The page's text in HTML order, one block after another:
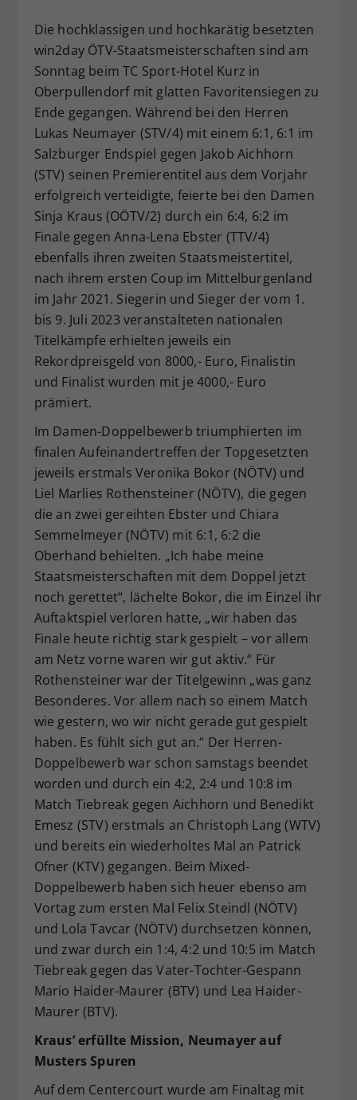
Die hochklassigen und hochkarätig besetzten
win2day ÖTV-Staatsmeisterschaften sind am
Sonntag beim TC Sport-Hotel Kurz in
Oberpullendorf mit glatten Favoritensiegen zu
Ende gegangen. Während bei den Herren
Lukas Neumayer (STV/4) mit einem 6:1, 6:1 im
Salzburger Endspiel gegen Jakob Aichhorn
(STV) seinen Premierentitel aus dem Vorjahr
erfolgreich verteidigte, feierte bei den Damen
Sinja Kraus (OÖTV/2) durch ein 6:4, 6:2 im
Finale gegen Anna-Lena Ebster (TTV/4)
ebenfalls ihren zweiten Staatsmeistertitel,
nach ihrem ersten Coup im Mittelburgenland
im Jahr 2021. Siegerin und Sieger der vom 1.
bis 9. Juli 2023 veranstalteten nationalen
Titelkämpfe erhielten jeweils ein
Rekordpreisgeld von 8000,- Euro, Finalistin
und Finalist wurden mit je 4000,- Euro
prämiert.
Im Damen-Doppelbewerb triumphierten im
finalen Aufeinandertreffen der Topgesetzten
jeweils erstmals Veronika Bokor (NÖTV) und
Liel Marlies Rothensteiner (NÖTV), die gegen
die an zwei gereihten Ebster und Chiara
Semmelmeyer (NÖTV) mit 6:1, 6:2 die
Oberhand behielten. „Ich habe meine
Staatsmeisterschaften mit dem Doppel jetzt
noch gerettet“, lächelte Bokor, die im Einzel ihr
Auftaktspiel verloren hatte, „wir haben das
Finale heute richtig stark gespielt – vor allem
am Netz vorne waren wir gut aktiv.“ Für
Rothensteiner war der Titelgewinn „was ganz
Besonderes. Vor allem nach so einem Match
wie gestern, wo wir nicht gerade gut gespielt
haben. Es fühlt sich gut an.“ Der Herren-
Doppelbewerb war schon samstags beendet
worden und durch ein 4:2, 2:4 und 10:8 im
Match Tiebreak gegen Aichhorn und Benedikt
Emesz (STV) erstmals an Christoph Lang (WTV)
und bereits ein wiederholtes Mal an Patrick
Ofner (KTV) gegangen. Beim Mixed-
Doppelbewerb haben sich heuer ebenso am
Vortag zum ersten Mal Felix Steindl (NÖTV)
und Lola Tavcar (NÖTV) durchsetzen können,
und zwar durch ein 1:4, 4:2 und 10:5 im Match
Tiebreak gegen das Vater-Tochter-Gespann
Mario Haider-Maurer (BTV) und Lea Haider-
Maurer (BTV).
Kraus’ erfüllte Mission, Neumayer auf
Musters Spuren
Auf dem Centercourt wurde am Finaltag mit
Zweck
Einstellungen. Unter anderem eine
zufällig generierte ID, für die
historische Speicherung Ihrer
vorgenommen Einstellungen, falls der
Webseiten-Betreiber dies eingestellt
hat.